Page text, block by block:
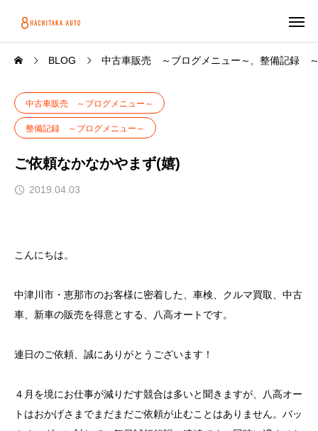
BLOG 中古車販売 ～ブログメニュー～ 整備記録
中古車販売 ～ブログメニュー～
整備記録 ～ブログメニュー～
ご依頼なかなかやまず(嬉)
2019.04.03
こんにちは。
中津川市・恵那市のお客様に密着した、車検、クルマ買取、中古
車、新車の販売を得意とする、八高オートです。
連日のご依頼、誠にありがとうございます！
４月を境にお仕事が減りだす競合は多いと聞きますが、八高オー
トはおかげさまでまだまだご依頼が止むことはありません。バッ